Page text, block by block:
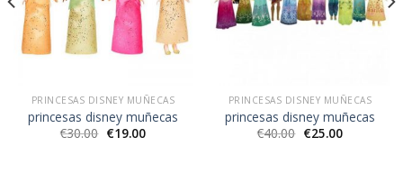
PRINCESAS DISNEY MUÑECAS
princesas disney muñecas
€30.00 €19.00
PRINCESAS DISNEY MUÑECAS
princesas disney muñecas
€40.00 €25.00